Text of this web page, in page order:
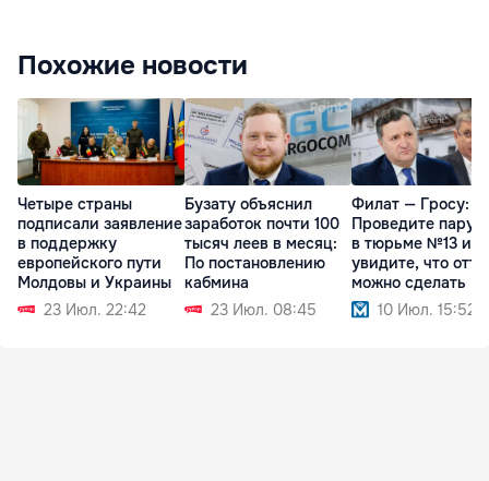
Похожие новости
Четыре страны
подписали заявление
в поддержку
европейского пути
Молдовы и Украины
23 Июл. 22:42
Бузату объяснил
заработок почти 100
тысяч леев в месяц:
По постановлению
кабмина
23 Июл. 08:45
Филат — Гросу:
Проведите пару
в тюрьме №13 и
увидите, что
можно сделать
10 Июл. 15:52